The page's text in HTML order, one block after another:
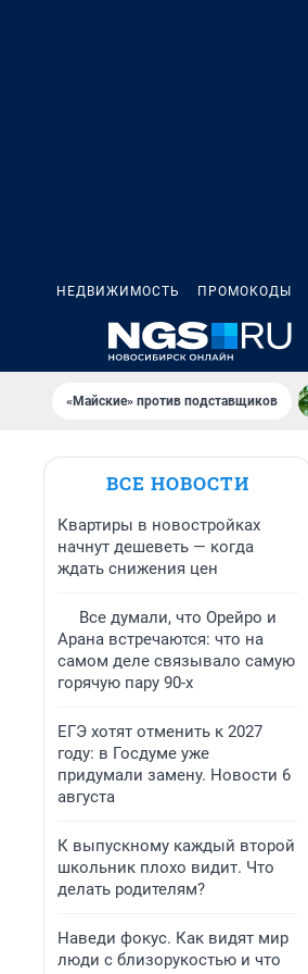
НЕДВИЖИМОСТЬ ПРОМОКОДЫ
«Майские» против подставщиков
ВСЕ НОВОСТИ
Квартиры в новостройках
начнут дешеветь — когда
ждать снижения цен
Все думали, что Орейро и
Арана встречаются: что на
самом деле связывало самую
горячую пару 90-х
ЕГЭ хотят отменить к 2027
году: в Госдуме уже
придумали замену. Новости 6
августа
К выпускному каждый второй
школьник плохо видит. Что
делать родителям?
Наведи фокус. Как видят мир
люди с близорукостью и что